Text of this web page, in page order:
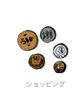
ショッピング